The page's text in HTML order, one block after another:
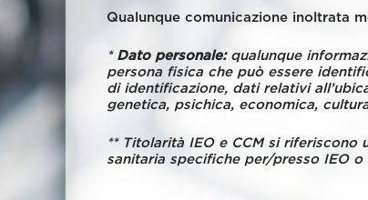
Qualunque comunicazione inoltrata
* Dato personale:qualunque
persona fisica che può essere
di identificazione, dati relativi
genetica, psichica, economica,
** Titolarità IEO e CCM si
sanitaria specifiche per/presso IEO o